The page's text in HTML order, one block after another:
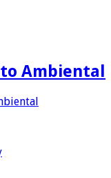
Ambiental